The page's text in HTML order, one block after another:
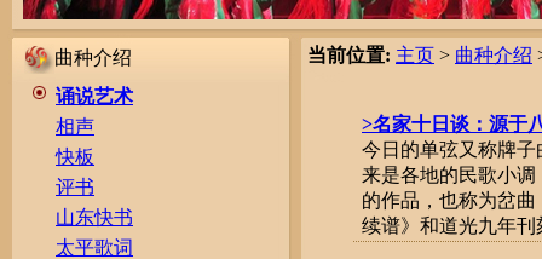
曲种介绍
诵说艺术
相声
快板
评书
山东快书
太平歌词
当前位置: 主页 > 曲种介绍
>名家十日谈：源于
今日的单弦又称牌
来是各地的民歌小
的作品，也称为岔
续谱》和道光九年刊